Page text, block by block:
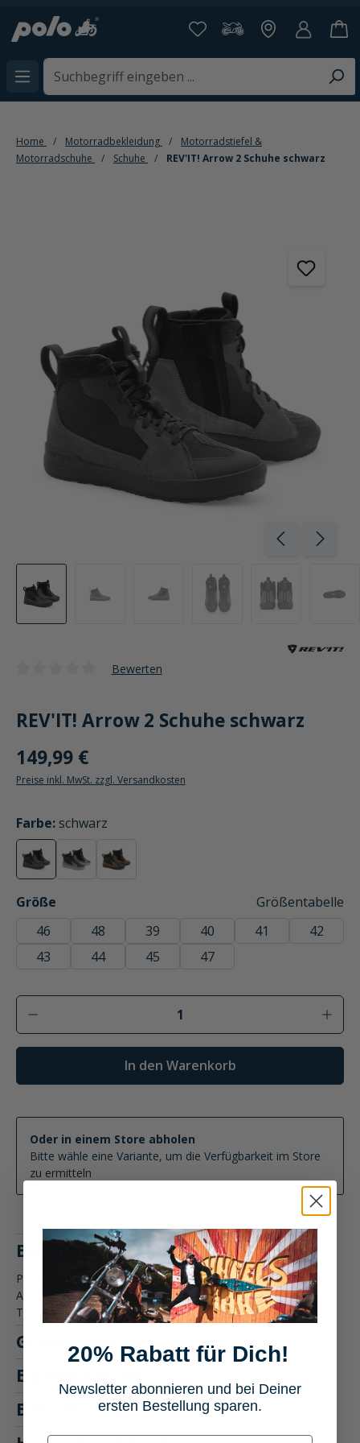
springen
Home Motorradbekleidung
Motorradstiefel &
Motorradschuhe
Schuhe REV'IT! Arrow 2 Schuhe schwarz
Bewerten
REV'IT! Arrow 2 Schuhe schwarz
149,99 €
Preise inkl. MwSt. zzgl. Versandkosten
Farbe
auswählen
: schwarz
schwarz
(Diese Option ist zurzeit nicht verfügbar.)
grau/schwarz
(Diese Option ist zurzeit nicht verfügbar.)
braun/schwarz
(Diese Option ist zurzeit nicht verfügbar.)
Größe
auswählen
Größentabelle
46
48 39 40 41
42
43
44 45 47
Produkt Anzahl: Gib den gewünschten
In den Warenkorb
Oder in einem Store abholen
Bitte wähle eine Variante, um die Verfügbarkeit im Store
zu ermitteln
Beschreibung
Produktbeschreibung: REV'IT! Arrow 2 Schuhe Die REV'IT!
Arrow 2 Schuhe kombinieren urbanen Stil mit innovativer
Technologie…Mehr
Größentabelle
Eigenschaften
Bewertungen
20% Rabatt für Dich!
Newsletter abonnieren und bei Deiner
ersten Bestellung sparen.